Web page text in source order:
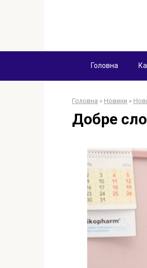
Головна
Головна » Новини »
Добре